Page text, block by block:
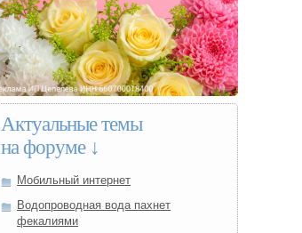
Актуальные темы
на форуме ↓
Мобильный интернет
Водопроводная вода пахнет
фекалиями